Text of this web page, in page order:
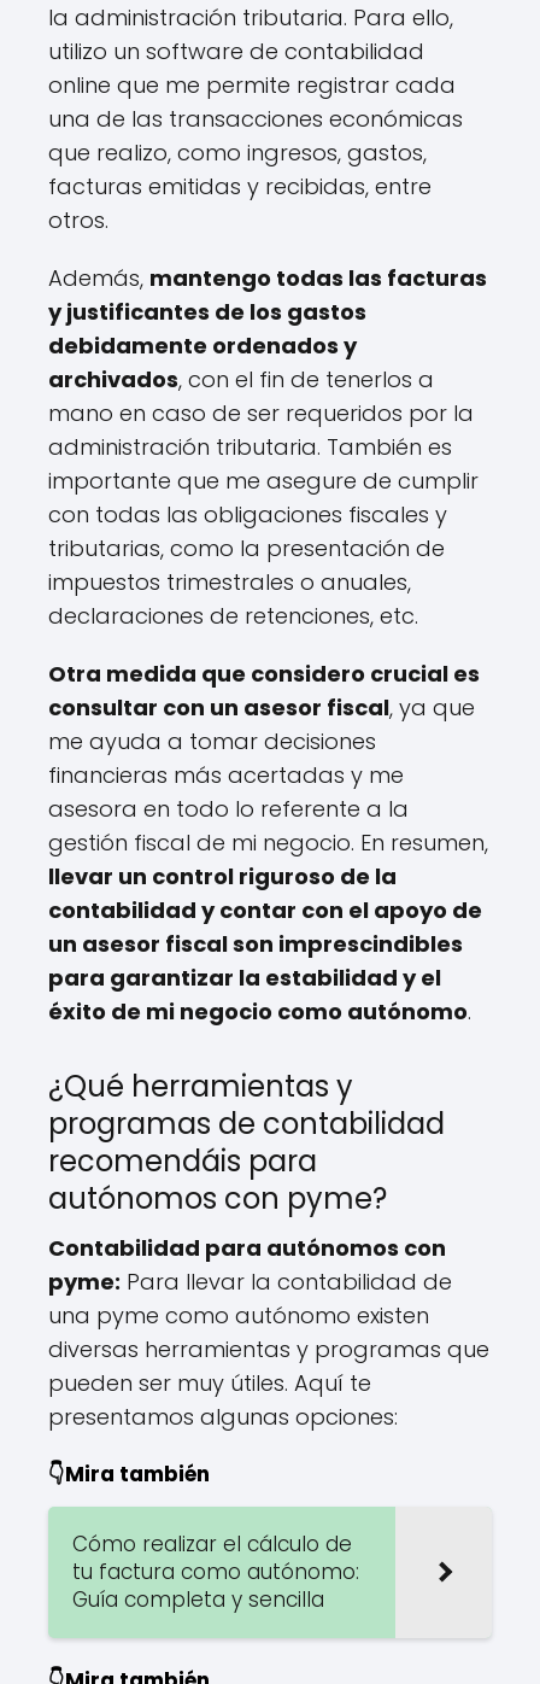
la administración tributaria. Para ello,
utilizo un software de contabilidad
online que me permite registrar cada
una de las transacciones económicas
que realizo, como ingresos, gastos,
facturas emitidas y recibidas, entre
otros.
Además, mantengo todas las facturas
y justificantes de los gastos
debidamente ordenados y
archivados, con el fin de tenerlos a
mano en caso de ser requeridos por la
administración tributaria. También es
importante que me asegure de cumplir
con todas las obligaciones fiscales y
tributarias, como la presentación de
impuestos trimestrales o anuales,
declaraciones de retenciones, etc.
Otra medida que considero crucial es
consultar con un asesor fiscal, ya que
me ayuda a tomar decisiones
financieras más acertadas y me
asesora en todo lo referente a la
gestión fiscal de mi negocio. En resumen,
llevar un control riguroso de la
contabilidad y contar con el apoyo de
un asesor fiscal son imprescindibles
para garantizar la estabilidad y el
éxito de mi negocio como autónomo.
¿Qué herramientas y
programas de contabilidad
recomendáis para
autónomos con pyme?
Contabilidad para autónomos con
pyme: Para llevar la contabilidad de
una pyme como autónomo existen
diversas herramientas y programas que
pueden ser muy útiles. Aquí te
presentamos algunas opciones:
👇Mira también
Cómo realizar el cálculo de
tu factura como autónomo:
Guía completa y sencilla